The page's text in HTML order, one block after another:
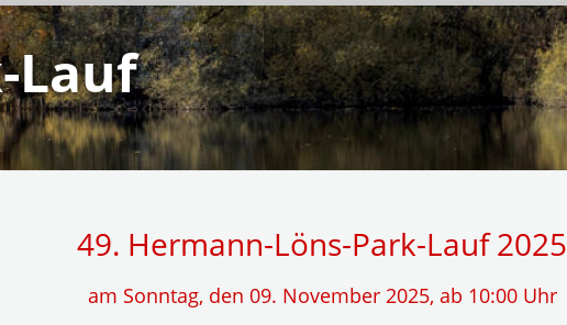
Lauf
49. Hermann-Löns-Park-Lauf 2025
am Sonntag, den 09. November 2025, ab 10:00 Uhr